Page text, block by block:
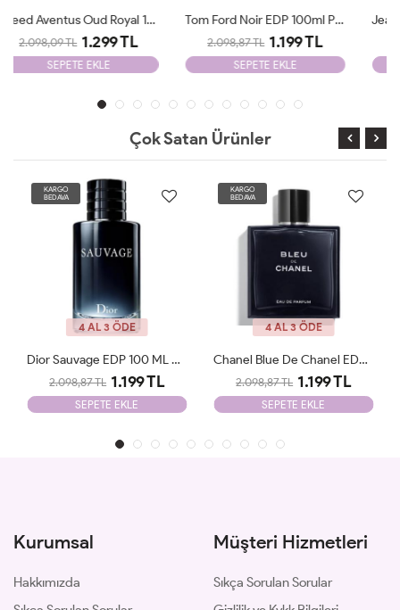
Tom Ford Noir EDP 100ml Parfüm Man Tester
2.098,87 TL 1.199 TL
SEPETE EKLE
2.098,87 TL 1.199 TL
SEPETE EKLE
Çok Satan Ürünler
KARGO
BEDAVA
4 AL 3 ÖDE
Chanel Blue De Chanel EDP 100ml Parfüm Man Tester
2.098,87 TL 1.199 TL
SEPETE EKLE
KARGO
BEDAVA
4 AL 3 ÖDE
Bvlgari Man İn Black EDP 100ml Parfüm Man Tester
2.098,87 TL 1.199 TL
SEPETE EKLE
Kurumsal
Hakkımızda
Müşteri Hizmetleri
Sıkça Sorulan Sorular